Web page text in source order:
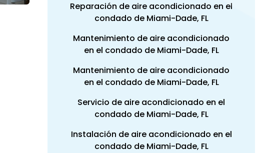
Reparación de aire acondicionado en el
condado de Miami-Dade, FL
Mantenimiento de aire acondicionado
en el condado de Miami-Dade, FL
Mantenimiento de aire acondicionado
en el condado de Miami-Dade, FL
Servicio de aire acondicionado en el
condado de Miami-Dade, FL
Instalación de aire acondicionado en el
condado de Miami-Dade, FL